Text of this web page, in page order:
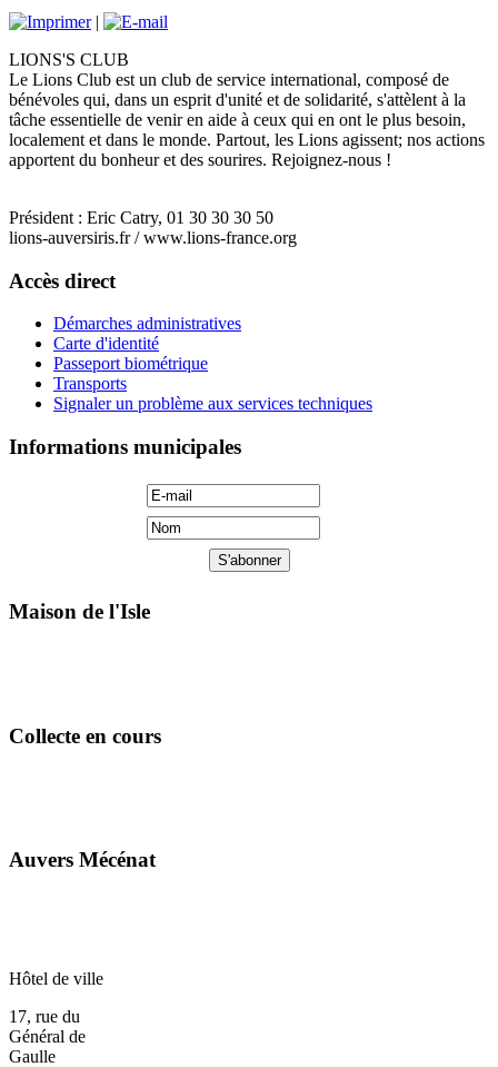
|
LIONS'S CLUB
Le Lions Club est un club de service international, composé de
bénévoles qui, dans un esprit d'unité et de solidarité, s'attèlent à la
tâche essentielle de venir en aide à ceux qui en ont le plus besoin,
localement et dans le monde. Partout, les Lions agissent; nos actions
apportent du bonheur et des sourires. Rejoignez-nous !
Président : Eric Catry, 01 30 30 30 50
lions-auversiris.fr / www.lions-france.org
Accès direct
Démarches administratives
Carte d'identité
Passeport biométrique
Transports
Signaler un problème aux services techniques
Informations municipales
Maison de l'Isle
Collecte en cours
Auvers Mécénat
Hôtel de ville
17, rue du
Général de
Gaulle